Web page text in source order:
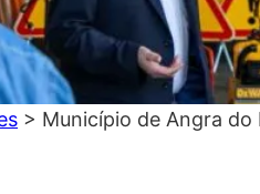
> Município de Angra do